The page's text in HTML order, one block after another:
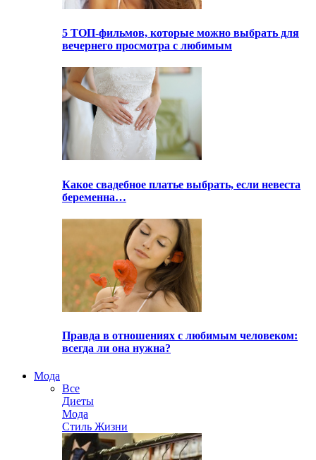
5 ТОП-фильмов, которые можно выбрать для
вечернего просмотра с любимым
Какое свадебное платье выбрать, если невеста
беременна…
Правда в отношениях с любимым человеком:
всегда ли она нужна?
Мода
Все
Диеты
Мода
Стиль Жизни